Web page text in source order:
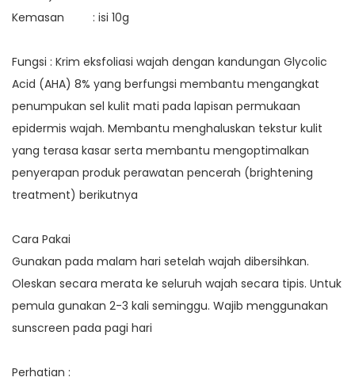
Kemasan : isi 10g
Fungsi : Krim eksfoliasi wajah dengan kandungan Glycolic
Acid (AHA) 8% yang berfungsi membantu mengangkat
penumpukan sel kulit mati pada lapisan permukaan
epidermis wajah. Membantu menghaluskan tekstur kulit
yang terasa kasar serta membantu mengoptimalkan
penyerapan produk perawatan pencerah (brightening
treatment) berikutnya
Cara Pakai
Gunakan pada malam hari setelah wajah dibersihkan.
Oleskan secara merata ke seluruh wajah secara tipis. Untuk
pemula gunakan 2-3 kali seminggu. Wajib menggunakan
sunscreen pada pagi hari
Perhatian :